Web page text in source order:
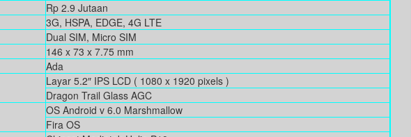
Rp 2.9 Jutaan
3G, HSPA, EDGE, 4G LTE
Dual SIM, Micro SIM
146 x 73 x 7.75 mm
Ada
Layar 5.2″ IPS LCD ( 1080 x 1920 pixels )
Dragon Trail Glass AGC
OS Android v 6.0 Marshmallow
Fira OS